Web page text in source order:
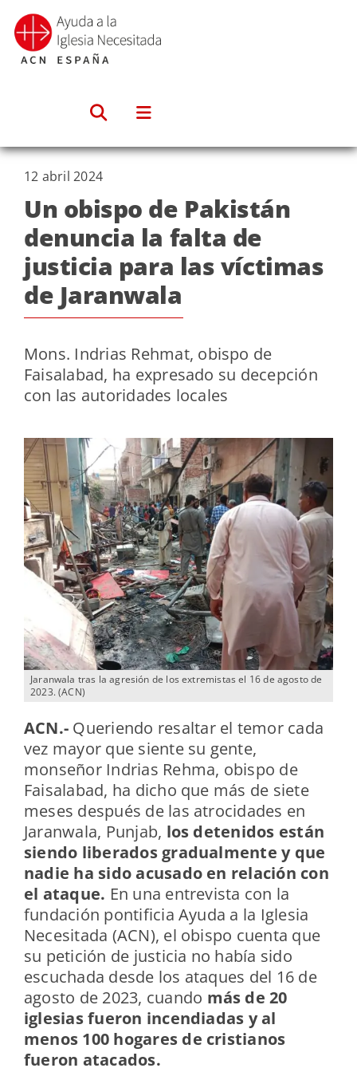
Saltar
contenido
Jaranwala tras la agresión de los extremistas el 16 de agosto de
2023. (ACN)
12 abril 2024
Un obispo de Pakistán
denuncia la falta de
justicia para las víctimas
de Jaranwala
Mons. Indrias Rehmat, obispo de
Faisalabad, ha expresado su decepción
con las autoridades locales
ACN.- Queriendo resaltar el temor cada
vez mayor que siente su gente,
monseñor Indrias Rehma, obispo de
Faisalabad, ha dicho que más de siete
meses después de las atrocidades en
Jaranwala, Punjab, los detenidos están
siendo liberados gradualmente y que
nadie ha sido acusado en relación con
el ataque. En una entrevista con la
fundación pontificia Ayuda a la Iglesia
Necesitada (ACN), el obispo cuenta que
su petición de justicia no había sido
escuchada desde los ataques del 16 de
agosto de 2023, cuando más de 20
iglesias fueron incendiadas y al
menos 100 hogares de cristianos
fueron atacados.